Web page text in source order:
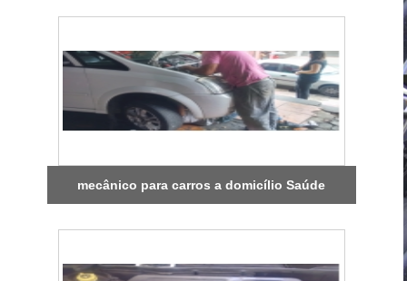
mecânico para carros a domicílio Saúde